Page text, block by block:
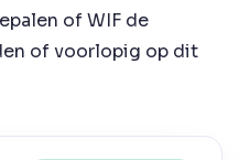
of WIF de
of voorlopig op dit